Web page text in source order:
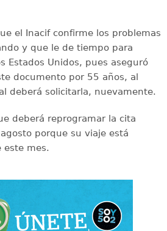
el Inacif confirme los problemas
y que le de tiempo para
Estados Unidos, pues aseguró
documento por 55 años, al
deberá solicitarla, nuevamente.
deberá reprogramar la cita
porque su viaje está
este mes.